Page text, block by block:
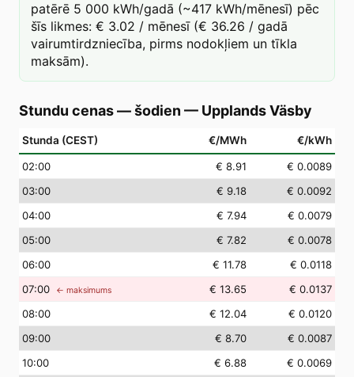
patērē 5 000 kWh/gadā (~417 kWh/mēnesī) pēc
šīs likmes: € 3.02 / mēnesī (€ 36.26 / gadā
vairumtirdzniecība, pirms nodokļiem un tīkla
maksām).
Stundu cenas — šodien — Upplands Väsby
Stunda (CEST) €/MWh €/kWh
02:00 € 8.91
€ 0.0089
03:00 € 9.18
€ 0.0092
04:00 € 7.94
€ 0.0079
05:00 € 7.82
€ 0.0078
06:00 € 11.78
€ 0.0118
07:00 ← maksimums € 13.65
€ 0.0137
08:00 € 12.04
€ 0.0120
09:00 € 8.70
€ 0.0087
10:00 € 6.88
€ 0.0069